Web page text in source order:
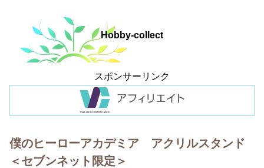
Hobby-collect
スポンサーリンク
僕のヒーローアカデミア アクリルスタンド
＜セブンネット限定＞